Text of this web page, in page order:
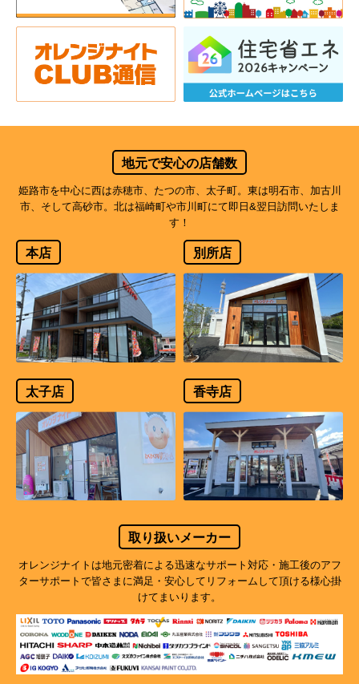
地元で安心の店舗数
姫路市を中心に西は赤穂市、たつの市、太子町。東は明石市、加古川
市、そして高砂市。北は福崎町や市川町にて即日&翌日訪問いたしま
す！
本店 別所店
太子店 香寺店
取り扱いメーカー
オレンジナイトは地元密着による迅速なサポート対応・施工後のアフ
ターサポートで皆さまに満足・安心してリフォームして頂ける様心掛
けてまいります。